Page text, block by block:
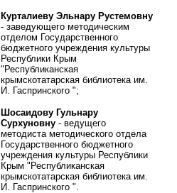
Курталиеву Эльнару Рустемовну
- заведующего методическим
отделом Государственного
бюджетного учреждения культуры
Республики Крым
"Республиканская
крымскотатарская библиотека им.
И. Гаспринского ";
Шосаидову Гульнару
Сурхуновну - ведущего
методиста методического отдела
Государственного бюджетного
учреждения культуры Республики
Крым "Республиканская
крымскотатарская библиотека им.
И. Гаспринского ".